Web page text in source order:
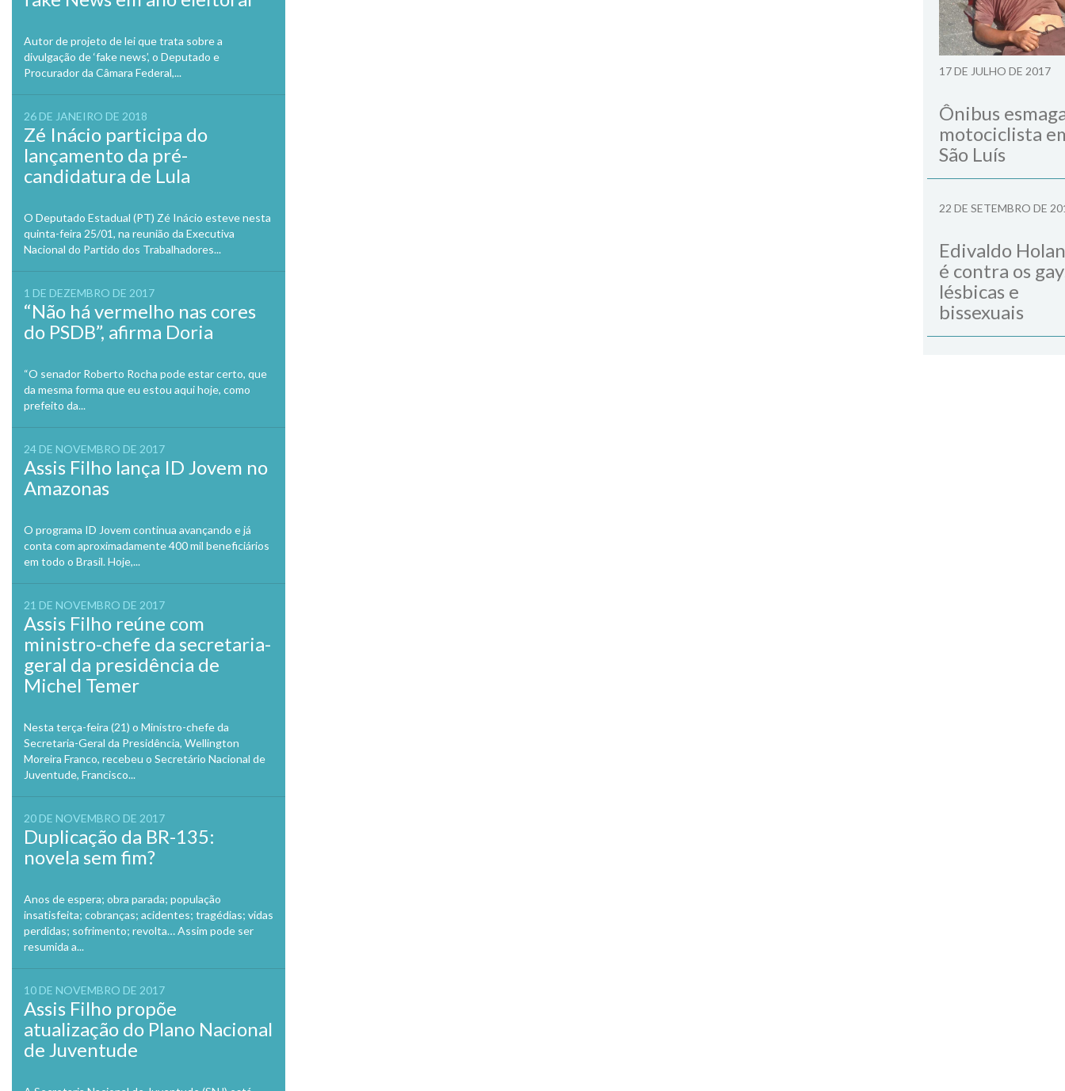
Autor de projeto de lei que trata sobre a
divulgação de ‘fake news’, o Deputado e
Procurador da Câmara Federal,...
26 DE JANEIRO DE 2018
Zé Inácio participa do
lançamento da pré-
candidatura de Lula
O Deputado Estadual (PT) Zé Inácio esteve nesta
quinta-feira 25/01, na reunião da Executiva
Nacional do Partido dos Trabalhadores...
1 DE DEZEMBRO DE 2017
“Não há vermelho nas cores
do PSDB”, afirma Doria
“O senador Roberto Rocha pode estar certo, que
da mesma forma que eu estou aqui hoje, como
prefeito da...
24 DE NOVEMBRO DE 2017
Assis Filho lança ID Jovem no
Amazonas
O programa ID Jovem continua avançando e já
conta com aproximadamente 400 mil beneficiários
em todo o Brasil. Hoje,...
21 DE NOVEMBRO DE 2017
Assis Filho reúne com
ministro-chefe da secretaria-
geral da presidência de
Michel Temer
Nesta terça-feira (21) o Ministro-chefe da
Secretaria-Geral da Presidência, Wellington
Moreira Franco, recebeu o Secretário Nacional de
Juventude, Francisco...
20 DE NOVEMBRO DE 2017
Duplicação da BR-135:
novela sem fim?
Anos de espera; obra parada; população
insatisfeita; cobranças; acidentes; tragédias; vidas
perdidas; sofrimento; revolta… Assim pode ser
resumida a...
10 DE NOVEMBRO DE 2017
Assis Filho propõe
atualização do Plano Nacional
de Juventude
17 DE JULHO DE 2017
Ônibus
motociclista
São Luís
22 DE SETEMBRO DE
Edivaldo
é contra os
lésbicas e
bissexuais